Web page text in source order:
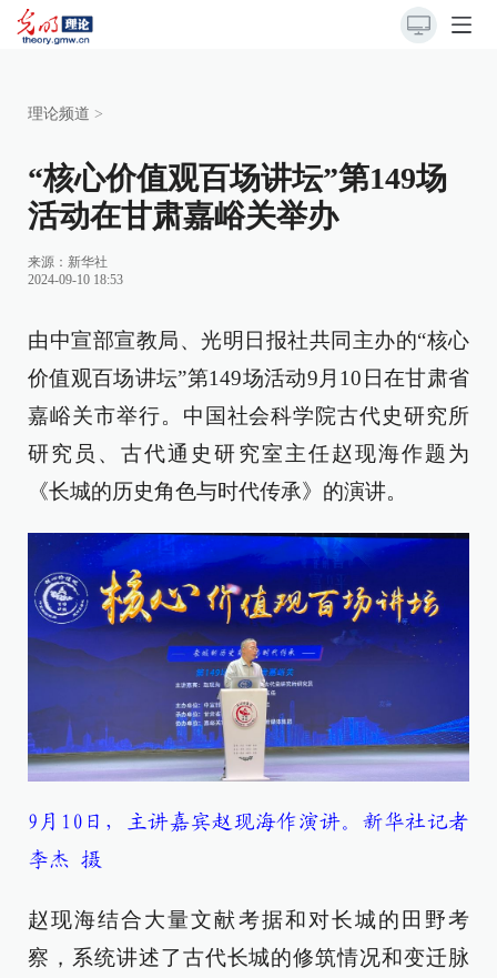
理论频道 >
“核心价值观百场讲坛”第149场
活动在甘肃嘉峪关举办
来源： 新华社
2024-09-10 18:53
由中宣部宣教局、光明日报社共同主办的“核心
价值观百场讲坛”第149场活动9月10日在甘肃省
嘉峪关市举行。中国社会科学院古代史研究所
研究员、古代通史研究室主任赵现海作题为
《长城的历史角色与时代传承》的演讲。
9月10日，主讲嘉宾赵现海作演讲。新华社记者
李杰 摄
赵现海结合大量文献考据和对长城的田野考
察，系统讲述了古代长城的修筑情况和变迁脉